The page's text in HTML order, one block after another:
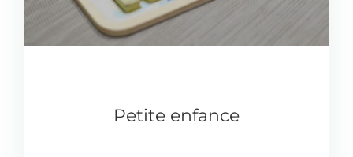
Petite enfance